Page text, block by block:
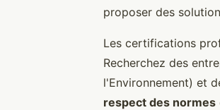
proposer des
Les certifications
Recherchez des
l'Environnement) et
respect des normes